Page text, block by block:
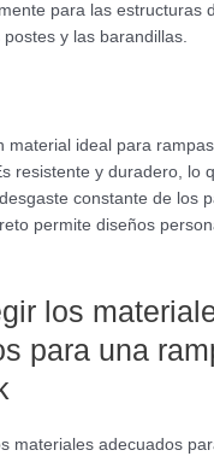
para las estructuras
y las barandillas.
material ideal para
resistente y duradero, lo
constante de los
permite diseños
los
para una
materiales adecuados